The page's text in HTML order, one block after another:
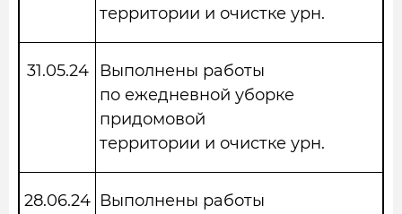
территории и очистке урн.
31.05.24
Выполнены работы
по ежедневной уборке
придомовой
территории и очистке урн.
28.06.24 Выполнены работы